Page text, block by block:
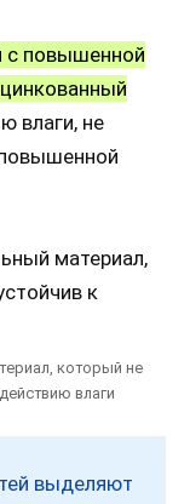
с повышенной
влаги, не
который не
влаги
выделяют